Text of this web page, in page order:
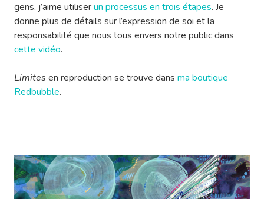
gens, j’aime utiliserun processus en trois étapes. Je
donne plus de détails sur l’expression de soi et la
responsabilité que nous tous envers notre public dans
cette vidéo.
Limites en reproduction se trouve dans ma boutique
Redbubble.